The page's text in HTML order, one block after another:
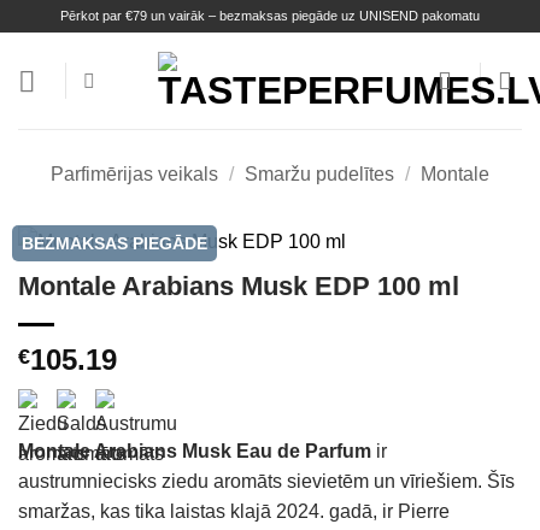
content
Pērkot par €79 un vairāk – bezmaksas piegāde uz UNISEND pakomatu
Parfimērijas veikals / Smaržu pudelītes / Montale
BEZMAKSAS PIEGĀDE
Montale Arabians Musk EDP 100 ml
€105.19
Montale Arabians Musk Eau de Parfum ir
austrumniecisks ziedu aromāts sievietēm un vīriešiem. Šīs
smaržas, kas tika laistas klajā 2024. gadā, ir Pierre